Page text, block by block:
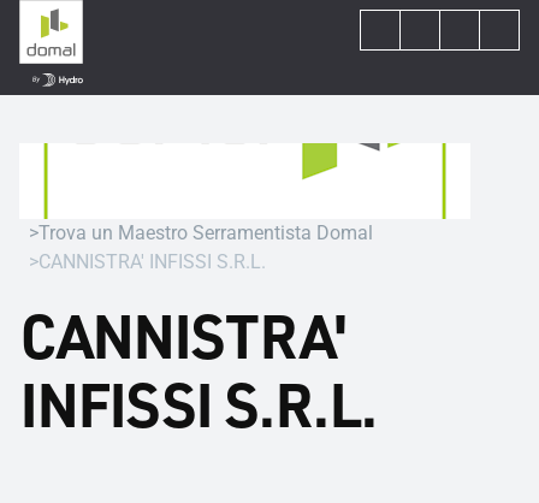
Trova un Maestro Serramentista Domal
CANNISTRA' INFISSI S.R.L.
CANNISTRA'
INFISSI S.R.L.